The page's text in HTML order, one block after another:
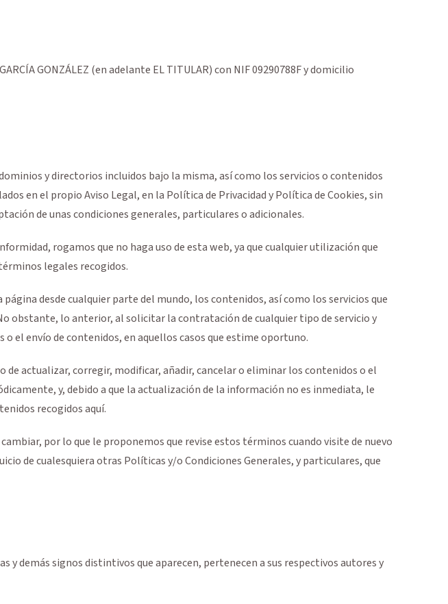
GONZÁLEZ (en adelante EL TITULAR) con NIF09290788Fy domicilio
y directorios incluidos bajo la misma, así como los servicios o contenidos
en el propio Aviso Legal, en la Política de Privacidad y Política de Cookies, sin
de unas condiciones generales, particulares o adicionales.
rogamos que no haga uso de esta web, ya que cualquier utilización que
legales recogidos.
desde cualquier parte del mundo, los contenidos, así como los servicios que
obstante, lo anterior, al solicitar la contratación de cualquier tipo de servicio y
el envío de contenidos, en aquellos casos que estime oportuno.
de actualizar, corregir, modificar, añadir, cancelar o eliminar los contenidos o el
y, debido a que la actualización de la información no es inmediata, le
recogidos aquí.
por lo que le proponemos que revise estos términos cuando visite de nuevo
de cualesquiera otras Políticas y/o Condiciones Generales, y particulares, que
demás signos distintivos que aparecen, pertenecen a sus respectivos autores y